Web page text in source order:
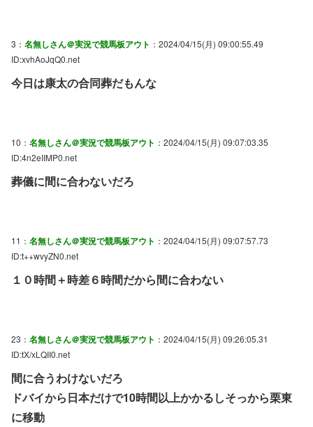
3： 名無しさん＠実況で競馬板アウト ：2024/04/15(月) 09:00:55.49
ID:xvhAoJqQ0.net
今日は康太の合同葬だもんな
10： 名無しさん＠実況で競馬板アウト ：2024/04/15(月) 09:07:03.35
ID:4n2eIIMP0.net
葬儀に間に合わないだろ
11： 名無しさん＠実況で競馬板アウト ：2024/04/15(月) 09:07:57.73
ID:t++wvyZN0.net
１０時間＋時差６時間だから間に合わない
23： 名無しさん＠実況で競馬板アウト ：2024/04/15(月) 09:26:05.31
ID:tX/xLQII0.net
間に合うわけないだろ
ドバイから日本だけで10時間以上かかるしそっから栗東
に移動